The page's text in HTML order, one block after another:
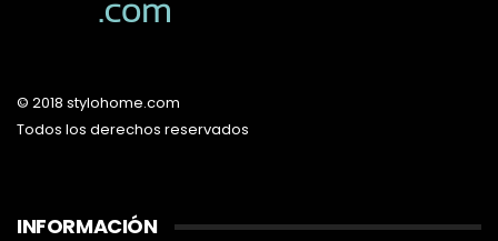
© 2018 stylohome.com
Todos los derechos reservados
INFORMACIÓN